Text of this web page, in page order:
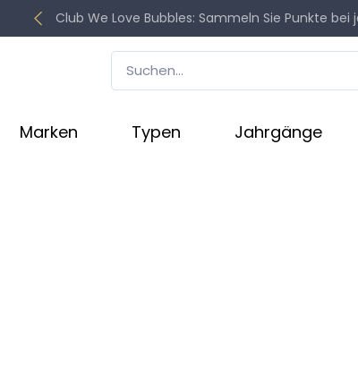
Club We Love Bubbles: Sammeln Sie Punkte bei
Marken Typen Jahrgänge